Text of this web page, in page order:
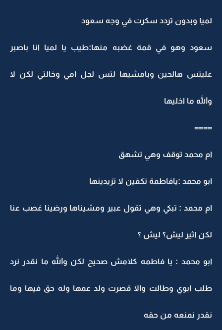
لميا وبدون تردد سكرت في وجه سعود
سعود وهو في قمة غضبه منها:طيب يا لميا انا باصبر
عليتس هالحين وبامشيها لتس لجل امي وخالتي لكن لا
والله ما اخليها
====
ام محمد توقف وهي تشهق
ابو محمد :يافاطمة تكفين لا تزيدينها
ام محمد : تبكي وهي تقول عبير ومشيناها ورضينا غصب عنا
لكن اثير ليش؟ ليش ؟
ابو محمد : يا فاطمه كلامش صحيح لكن والله ما نقدر نرد
طلب ابوي وطالت والا قصرت ولد عمها وله حق فيها وما
نقدر نمنعه من حقه